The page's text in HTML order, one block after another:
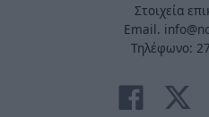
Στοιχεία
Email.
Τηλέφωνο: